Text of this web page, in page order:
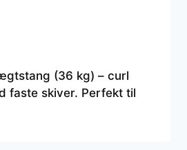
(36 kg) – curl
faste skiver. Perfekt til
øvelser.